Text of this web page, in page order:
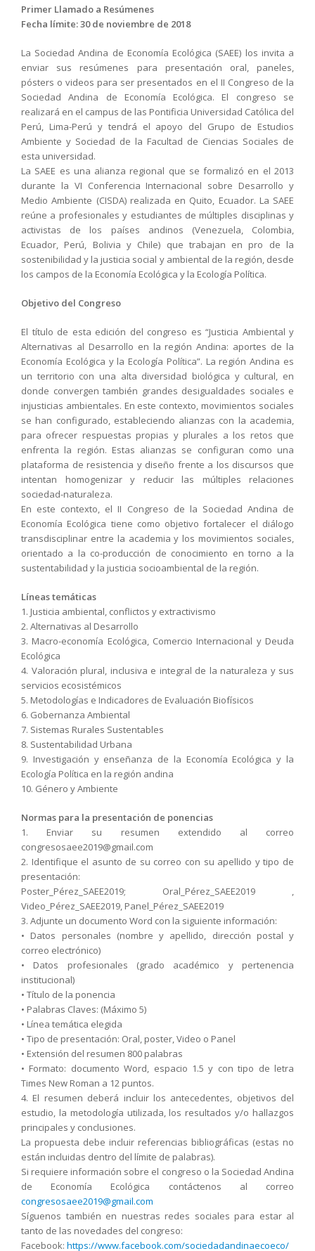
Primer Llamado a Resúmenes
Fecha límite: 30 de noviembre de 2018
La Sociedad Andina de Economía Ecológica (SAEE) los invita a
enviar sus resúmenes para presentación oral, paneles,
pósters o videos para ser presentados en el II Congreso de la
Sociedad Andina de Economía Ecológica. El congreso se
realizará en el campus de las Pontificia Universidad Católica del
Perú, Lima-Perú y tendrá el apoyo del Grupo de Estudios
Ambiente y Sociedad de la Facultad de Ciencias Sociales de
esta universidad.
La SAEE es una alianza regional que se formalizó en el 2013
durante la VI Conferencia Internacional sobre Desarrollo y
Medio Ambiente (CISDA) realizada en Quito, Ecuador. La SAEE
reúne a profesionales y estudiantes de múltiples disciplinas y
activistas de los países andinos (Venezuela, Colombia,
Ecuador, Perú, Bolivia y Chile) que trabajan en pro de la
sostenibilidad y la justicia social y ambiental de la región, desde
los campos de la Economía Ecológica y la Ecología Política.
Objetivo del Congreso
El título de esta edición del congreso es “Justicia Ambiental y
Alternativas al Desarrollo en la región Andina: aportes de la
Economía Ecológica y la Ecología Política”. La región Andina es
un territorio con una alta diversidad biológica y cultural, en
donde convergen también grandes desigualdades sociales e
injusticias ambientales. En este contexto, movimientos sociales
se han configurado, estableciendo alianzas con la academia,
para ofrecer respuestas propias y plurales a los retos que
enfrenta la región. Estas alianzas se configuran como una
plataforma de resistencia y diseño frente a los discursos que
intentan homogenizar y reducir las múltiples relaciones
sociedad-naturaleza.
En este contexto, el II Congreso de la Sociedad Andina de
Economía Ecológica tiene como objetivo fortalecer el diálogo
transdisciplinar entre la academia y los movimientos sociales,
orientado a la co-producción de conocimiento en torno a la
sustentabilidad y la justicia socioambiental de la región.
Líneas temáticas
1. Justicia ambiental, conflictos y extractivismo
2. Alternativas al Desarrollo
3. Macro-economía Ecológica, Comercio Internacional y Deuda
Ecológica
4. Valoración plural, inclusiva e integral de la naturaleza y sus
servicios ecosistémicos
5. Metodologías e Indicadores de Evaluación Biofísicos
6. Gobernanza Ambiental
7. Sistemas Rurales Sustentables
8. Sustentabilidad Urbana
9. Investigación y enseñanza de la Economía Ecológica y la
Ecología Política en la región andina
10. Género y Ambiente
Normas para la presentación de ponencias
1. Enviar su resumen extendido al correo
congresosaee2019@gmail.com
2. Identifique el asunto de su correo con su apellido y tipo de
presentación:
Poster_Pérez_SAEE2019; Oral_Pérez_SAEE2019 ,
Video_Pérez_SAEE2019, Panel_Pérez_SAEE2019
3. Adjunte un documento Word con la siguiente información:
• Datos personales (nombre y apellido, dirección postal y
correo electrónico)
• Datos profesionales (grado académico y pertenencia
institucional)
• Título de la ponencia
• Palabras Claves: (Máximo 5)
• Línea temática elegida
• Tipo de presentación: Oral, poster, Video o Panel
• Extensión del resumen 800 palabras
• Formato: documento Word, espacio 1.5 y con tipo de letra
Times New Roman a 12 puntos.
4. El resumen deberá incluir los antecedentes, objetivos del
estudio, la metodología utilizada, los resultados y/o hallazgos
principales y conclusiones.
La propuesta debe incluir referencias bibliográficas (estas no
están incluidas dentro del límite de palabras).
Si requiere información sobre el congreso o la Sociedad Andina
de Economía Ecológica contáctenos al correo
congresosaee2019@gmail.com
Síguenos también en nuestras redes sociales para estar al
tanto de las novedades del congreso:
Facebook: https://www.facebook.com/sociedadandinaecoeco/